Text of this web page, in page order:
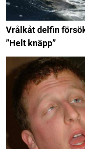
Vrålkåt delfin
”Helt knäpp”